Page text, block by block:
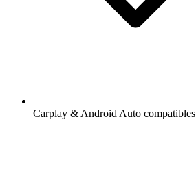
Carplay & Android Auto compatibles